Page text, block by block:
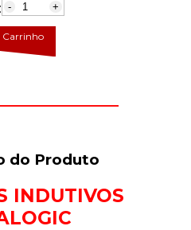
- +
Carrinho
do Produto
INDUTIVOS